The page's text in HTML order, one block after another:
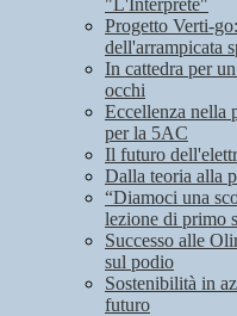
"L'Interprete"
Progetto Verti-
dell'arrampicata
In cattedra per
occhi
Eccellenza nella
per la 5AC
Il futuro
Dalla teoria alla
“Diamoci una
lezione di primo
Successo alle
sul podio
Sostenibilità in
futuro